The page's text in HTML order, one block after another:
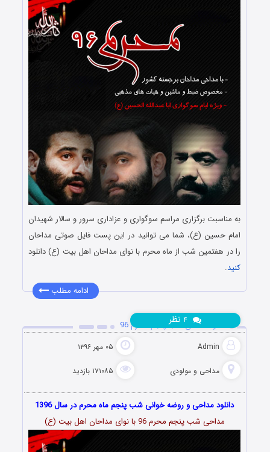
به مناسبت برگزاری مراسم سوگواری و عزاداری سرور و سالار شهیدان
امام حسین (ع)، شما می توانید در این پست فایل صوتی مداحان
را در هفتمین شب از ماه محرم با نوای مداحان اهل بیت (ع) دانلود
کنید.
ادامه مطلب
دانلود مداحی شب پنجم محرم 96
Admin ۰۵ مهر ۱۳۹۶
مداحی و مولودی ۱۷۱۰۸۵ بازدید
نظر
دانلود مداحی و روضه خوانی شب پنجم ماه محرم در سال 1396
مداحی شب پنجم محرم 96 با نوای مداحان اهل بیت (ع)